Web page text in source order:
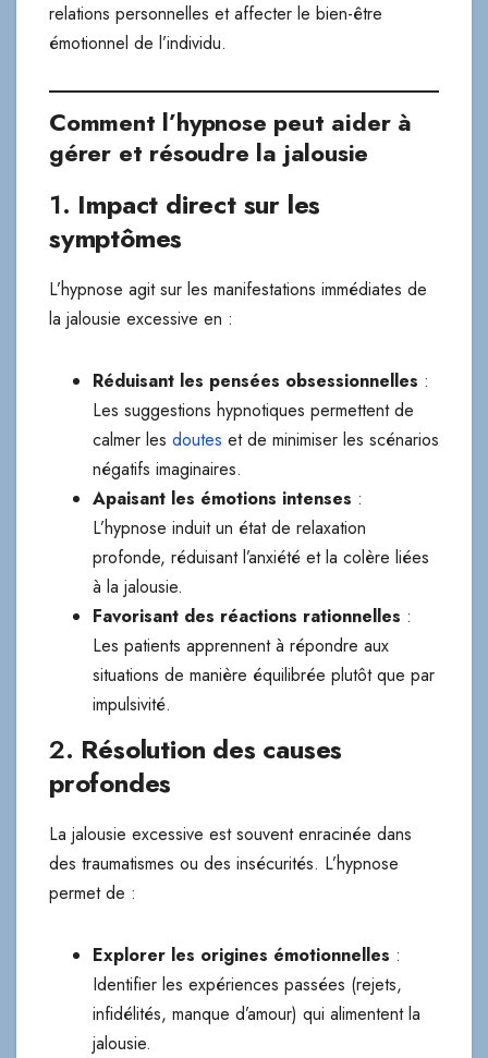
relations personnelles et affecter le bien-être
émotionnel de l’individu.
Comment l’hypnose peut aider à
gérer et résoudre la jalousie
1. Impact direct sur les
symptômes
L’hypnose agit sur les manifestations immédiates de
la jalousie excessive en :
Réduisant les pensées obsessionnelles :
Les suggestions hypnotiques permettent de
calmer les doutes et de minimiser les scénarios
négatifs imaginaires.
Apaisant les émotions intenses :
L’hypnose induit un état de relaxation
profonde, réduisant l’anxiété et la colère liées
à la jalousie.
Favorisant des réactions rationnelles :
Les patients apprennent à répondre aux
situations de manière équilibrée plutôt que par
impulsivité.
2. Résolution des causes
profondes
La jalousie excessive est souvent enracinée dans
des traumatismes ou des insécurités. L’hypnose
permet de :
Explorer les origines émotionnelles :
Identifier les expériences passées (rejets,
infidélités, manque d’amour) qui alimentent la
jalousie.